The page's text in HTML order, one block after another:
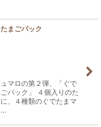
まごパック
マロの第２弾、「ぐで
パック」 ４個入りのた
、４種類のぐでたまマ
…